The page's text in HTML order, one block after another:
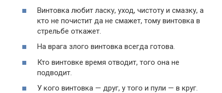
Винтовка любит ласку, уход, чистоту и смазку, а
кто не почистит да не смажет, тому винтовка в
стрельбе откажет.
На врага злого винтовка всегда готова.
Кто винтовке время отводит, того она не
подводит.
У кого винтовка — друг, у того и пули — в круг.